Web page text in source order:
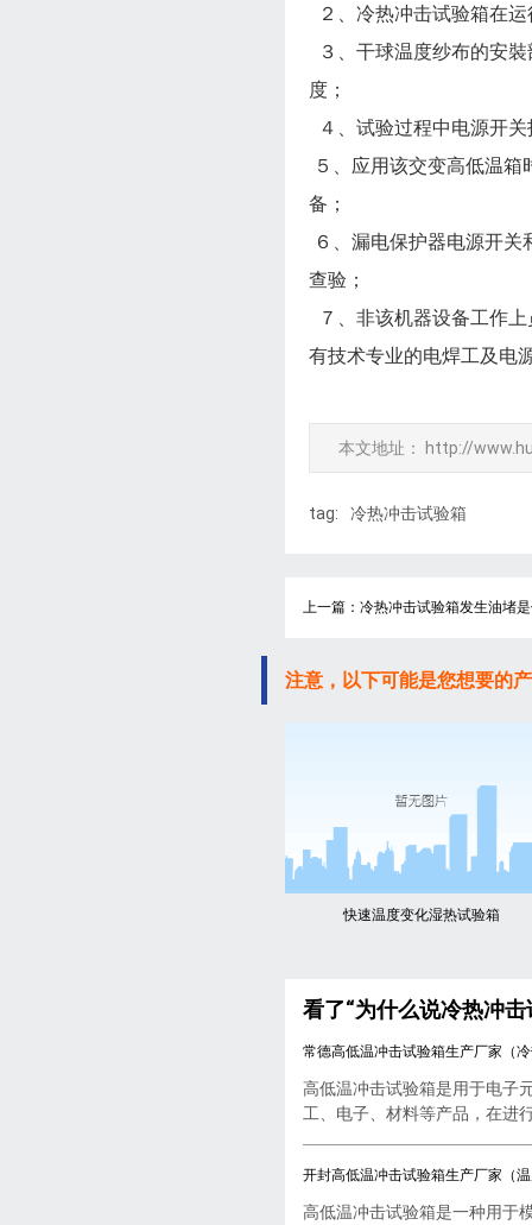
２、冷热冲击试验箱在
３、干球温度纱布的安
度；
４、试验过程中电源开
５、应用该交变高低温
备；
６、漏电保护器电源开
查验；
７、非该机器设备工作
有技术专业的电焊工及电
本文地址： http://
tag: 冷热冲击试验箱
上一篇：冷热冲击试验箱发生油堵
注意，以下可能是您想要的
快速温度变化湿热试验箱
看了“为什么说冷热冲
常德高低温冲击试验箱生产厂家（
高低温冲击试验箱是用于电子
工、电子、材料等产品，在进
开封高低温冲击试验箱生产厂家（
高低温冲击试验箱是一种用于